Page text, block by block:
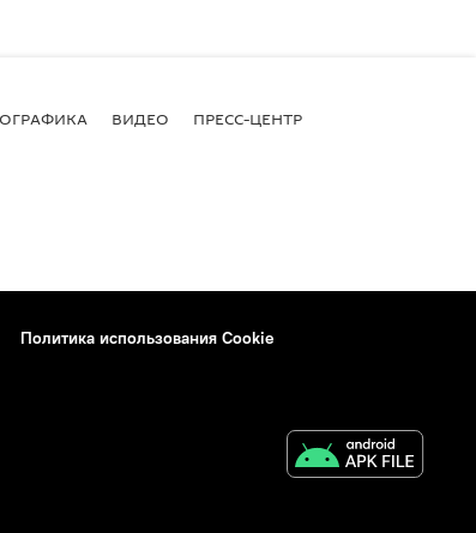
ВИДЕО ПРЕСС-ЦЕНТР
Политика использования Cookie